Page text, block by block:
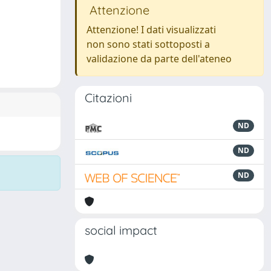
Attenzione
Attenzione! I dati visualizzati
non sono stati sottoposti a
validazione da parte dell'ateneo
Citazioni
ND
ND
ND
social impact